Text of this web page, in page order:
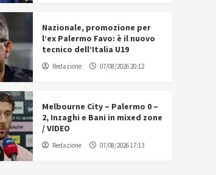
Nazionale, promozione per
l’ex Palermo Favo: è il nuovo
tecnico dell’Italia U19
Redazione 07/08/2026 20:12
Melbourne City – Palermo 0 –
2, Inzaghi e Bani in mixed zone
/ VIDEO
Redazione 07/08/2026 17:13